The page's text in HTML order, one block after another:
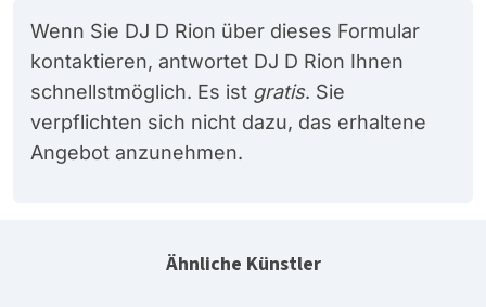
Wenn Sie DJ D Rion über dieses Formular
kontaktieren, antwortet DJ D Rion Ihnen
schnellstmöglich. Es ist gratis. Sie
verpflichten sich nicht dazu, das erhaltene
Angebot anzunehmen.
Ähnliche Künstler